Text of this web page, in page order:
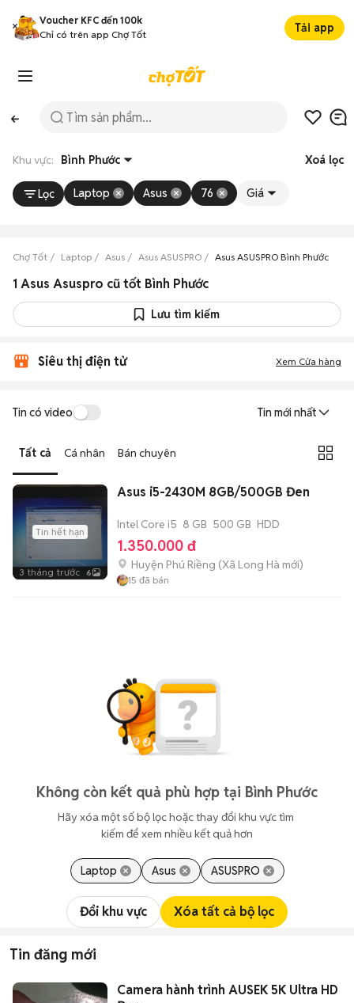
Voucher KFC đến 100k
Chỉ có trên app Chợ Tốt
Tải app
Khu vực: Bình Phước Xoá lọc
Lọc Laptop Asus 76 Giá
Chợ Tốt Laptop Asus Asus ASUSPRO Asus ASUSPRO Bình Phước
1 Asus Asuspro cũ tốt Bình Phước
Lưu tìm kiếm
Siêu thị điện tử Xem Cửa hàng
Tin có video Tin mới nhất
Tất cả Cá nhân Bán chuyên
Tin hết hạn
3 tháng trước 6
Asus i5-2430M 8GB/500GB Đen
Intel Core i5 8 GB 500 GB HDD
1.350.000 đ
Huyện Phú Riềng (Xã Long Hà mới)
15 đã bán
Không còn kết quả phù hợp tại Bình Phước
Hãy xóa một số bộ lọc hoặc thay đổi khu vực tìm
kiếm để xem nhiều kết quả hơn
Laptop Asus ASUSPRO
Đổi khu vực Xóa tất cả bộ lọc
Tin đăng mới
Camera hành trình AUSEK 5K Ultra HD